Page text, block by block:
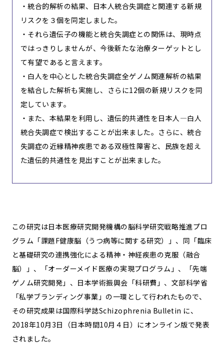
・統合的解析の結果、日本人統合失調症と関連する新規
リスクを３個を同定しました。
・それら遺伝子の機能と統合失調症との関係は、現時点
ではっきりしませんが、今後新たな治療ターゲットとし
て有望であると言えます。
・白人を中心とした統合失調症全ゲノム関連解析の結果
を結合した解析も実施し、さらに12個の新規リスクを同
定しています。
・また、本結果を利用し、遺伝的共通性を日本人—白人
統合失調症で検出することが出来ました。さらに、統合
失調症の近縁精神疾患である双極性障害と、民族を超え
た遺伝的共通性を見出すことが出来ました。
この研究は日本医療研究開発機構の脳科学研究戦略推進プロ
グラム「課題F健康脳（うつ病等に関する研究）」、同「臨床
と基礎研究の連携強化による精神・神経疾患の克服（融合
脳）」、「オーダーメイド医療の実現プログラム」、「先端
ゲノム研究開発」、日本学術振興会「科研費」、文部科学省
「私学ブランディング事業」の一環として行われたもので、
その研究成果は国際科学誌Schizophrenia Bulletin に、
2018年10月3日（日本時間10月４日）にオンライン版で発表
されました。